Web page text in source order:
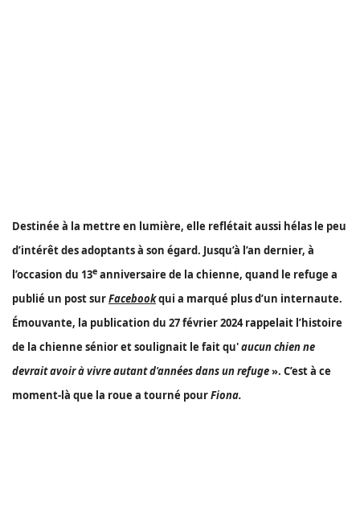
Destinée à la mettre en lumière, elle reflétait aussi hélas le peu
d’intérêt des adoptants à son égard. Jusqu’à l’an dernier, à
l’occasion du 13e anniversaire de la chienne, quand le refuge a
publié un post surFacebookqui a marqué plus d’un internaute.
Émouvante, la publication du 27 février 2024 rappelait l’histoire
de la chienne sénior et soulignait le fait qu'aucun chien ne
devrait avoir à vivre autant d'années dans un refuge». C’est à ce
moment-là que la roue a tourné pourFiona.